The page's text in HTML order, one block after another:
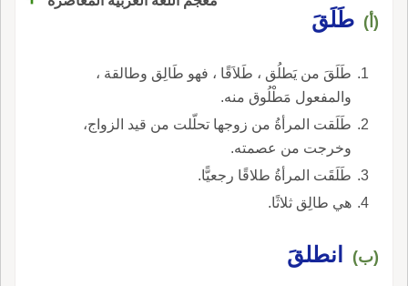
(أ) طَلَقَ
طَلَقَ من يَطلُق ، طَلاَقًا ، فهو طَالِق وطالقة ،
والمفعول مَطْلُوق منه.
طَلَقت المرأةُ من زوجها تحلّلت من قيد الزواج،
وخرجت من عصمته.
طَلَقَت المرأةُ طلاقًا رجعيًّا.
هي طالِق ثلاثًا.
(ب) انطلقَ